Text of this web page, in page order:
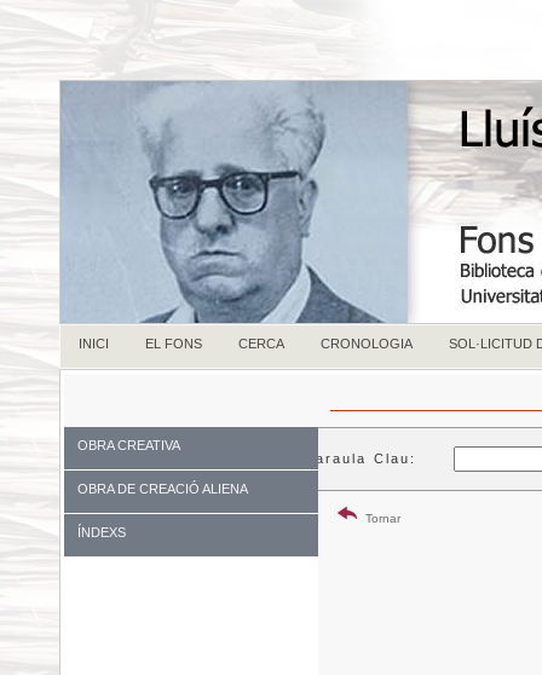
INICI EL FONS CERCA CRONOLOGIA SOL·LICITUD
OBRA CREATIVA
OBRA DE CREACIÓ ALIENA
ÍNDEXS
Paraula Clau:
Tornar